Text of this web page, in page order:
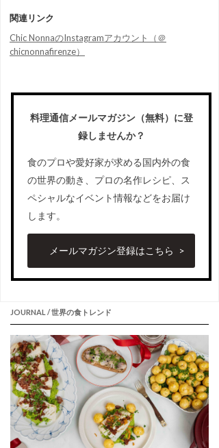
関連リンク
Chic NonnaのInstagramアカウント（＠
chicnonnafirenze）
料理通信メールマガジン（無料）に登
録しませんか？
食のプロや愛好家が求める国内外の食
の世界の動き、プロの名作レシピ、ス
ペシャルなイベント情報などをお届け
します。
メールマガジン登録はこちら
JOURNAL / 世界の食トレンド